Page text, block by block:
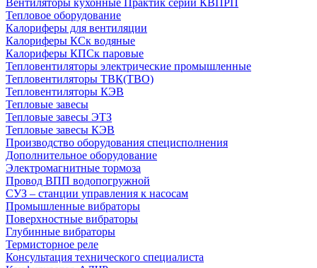
Вентиляторы кухонные Практик серии КВПРП
Тепловое оборудование
Калориферы для вентиляции
Калориферы КСк водяные
Калориферы КПСк паровые
Тепловентиляторы электрические промышленные
Тепловентиляторы ТВК(ТВО)
Тепловентиляторы КЭВ
Тепловые завесы
Тепловые завесы ЭТЗ
Тепловые завесы КЭВ
Производство оборудования специсполнения
Дополнительное оборудование
Электромагнитные тормоза
Провод ВПП водопогружной
СУЗ – станции управления к насосам
Промышленные вибраторы
Поверхностные вибраторы
Глубинные вибраторы
Термисторное реле
Консультация технического специалиста